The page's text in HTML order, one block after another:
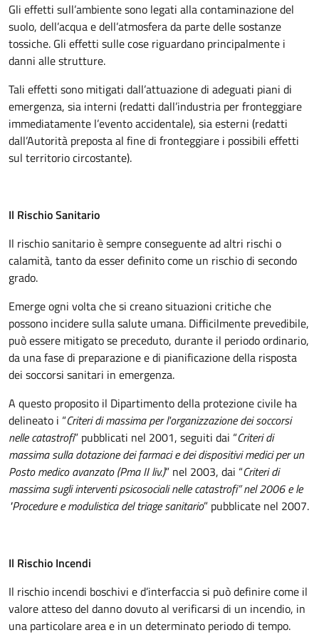
Gli effetti sull’ambiente sono legati alla contaminazione del
suolo, dell’acqua e dell’atmosfera da parte delle sostanze
tossiche. Gli effetti sulle cose riguardano principalmente i
danni alle strutture.
Tali effetti sono mitigati dall’attuazione di adeguati piani di
emergenza, sia interni (redatti dall’industria per fronteggiare
immediatamente l’evento accidentale), sia esterni (redatti
dall’Autorità preposta al fine di fronteggiare i possibili effetti
sul territorio circostante).
Il Rischio Sanitario
Il rischio sanitario è sempre conseguente ad altri rischi o
calamità, tanto da esser definito come un rischio di secondo
grado.
Emerge ogni volta che si creano situazioni critiche che
possono incidere sulla salute umana. Difficilmente prevedibile,
può essere mitigato se preceduto, durante il periodo ordinario,
da una fase di preparazione e di pianificazione della risposta
dei soccorsi sanitari in emergenza.
A questo proposito il Dipartimento della protezione civile ha
delineato i “Criteri di massima per l'organizzazione dei soccorsi
nelle catastrofi” pubblicati nel 2001, seguiti dai “Criteri di
massima sulla dotazione dei farmaci e dei dispositivi medici per un
Posto medico avanzato (Pma II liv.)” nel 2003, dai “Criteri di
massima sugli interventi psicosociali nelle catastrofi” nel 2006 e le
"Procedure e modulistica del triage sanitario” pubblicate nel 2007.
Il Rischio Incendi
Il rischio incendi boschivi e d’interfaccia si può definire come il
valore atteso del danno dovuto al verificarsi di un incendio, in
una particolare area e in un determinato periodo di tempo.